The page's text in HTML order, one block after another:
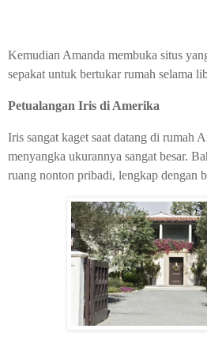
Kemudian Amanda membuka situs
sepakat untuk bertukar rumah selama
Petualangan Iris di Amerika
Iris sangat kaget saat datang di rumah
menyangka ukurannya sangat besar.
ruang nonton pribadi, lengkap dengan